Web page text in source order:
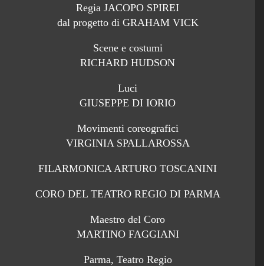
Regia JACOPO SPIREI
dal progetto di GRAHAM VICK
Scene e costumi
RICHARD HUDSON
Luci
GIUSEPPE DI IORIO
Movimenti coreografici
VIRGINIA SPALLAROSSA
FILARMONICA ARTURO TOSCANINI
CORO DEL TEATRO REGIO DI PARMA
Maestro del Coro
MARTINO FAGGIANI
Parma, Teatro Regio